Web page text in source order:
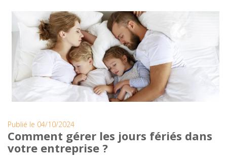
Publié le 04/10/2024
Comment gérer les jours fériés dans
votre entreprise ?